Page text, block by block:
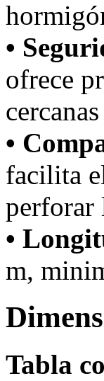
•
ofrece
•
facilita
perforar
•
m,
Tabla